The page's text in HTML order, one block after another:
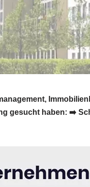
gesucht haben: ➡️